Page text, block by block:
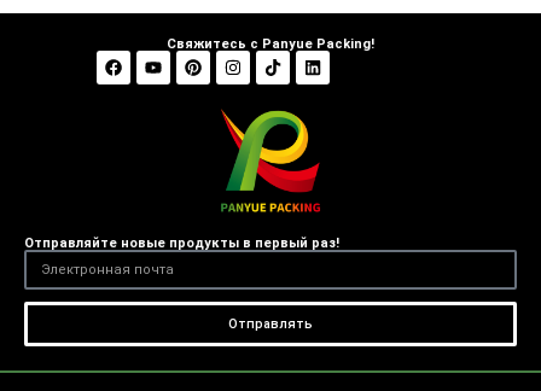
Свяжитесь с Panyue Packing!
Отправляйте новые продукты в первый раз!
Отправлять